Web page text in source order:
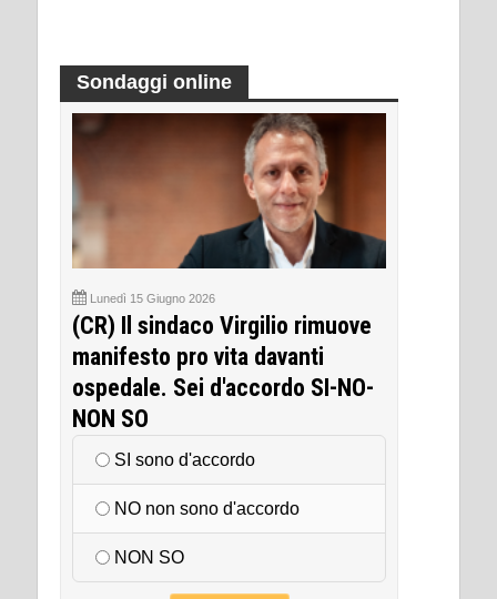
Sondaggi online
Lunedì 15 Giugno 2026
(CR) Il sindaco Virgilio rimuove
manifesto pro vita davanti
ospedale. Sei d'accordo SI-NO-
NON SO
SI sono d'accordo
NO non sono d'accordo
NON SO